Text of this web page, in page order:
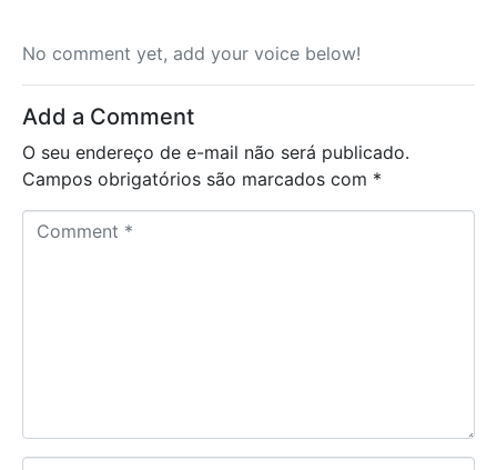
No comment yet, add your voice below!
Add a Comment
O seu endereço de e-mail não será publicado.
Campos obrigatórios são marcados com *